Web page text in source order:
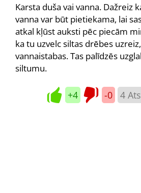
Karsta duša vai vanna. Dažreiz
vanna var būt pietiekama, lai
atkal kļūst auksti pēc piecām
ka tu uzvelc siltas drēbes
vannaistabas. Tas palīdzēs
siltumu.
+4 -0 4